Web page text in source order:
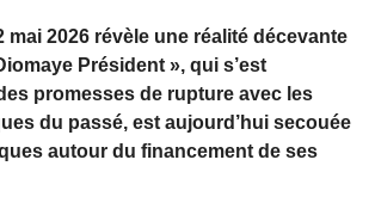
mai 2026 révèle une réalité décevante
Président », qui s’est
promesses de rupture avec les
du passé, est aujourd’hui secouée
autour du financement de ses